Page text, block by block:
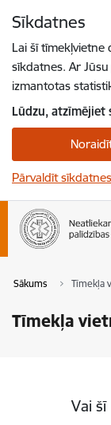
Sīkdatnes
Lai šī
sīkdatnes. Ar
izmantotas
Lūdzu, atzīmējiet
Pārvaldīt sīkdatnes
Sākums Tīmekļa
Tīmekļa
Vai